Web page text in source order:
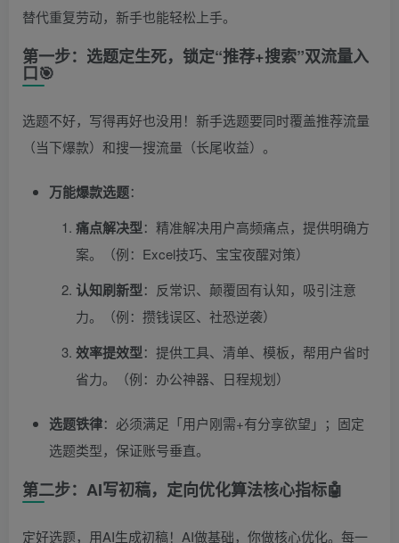
替代重复劳动，新手也能轻松上手。
第一步：选题定生死，锁定“推荐+搜索”双流量入
口🎯
选题不好，写得再好也没用！新手选题要同时覆盖推荐流量
（当下爆款）和搜一搜流量（长尾收益）。
万能爆款选题：
痛点解决型：精准解决用户高频痛点，提供明确方
案。（例：Excel技巧、宝宝夜醒对策）
认知刷新型：反常识、颠覆固有认知，吸引注意
力。（例：攒钱误区、社恐逆袭）
效率提效型：提供工具、清单、模板，帮用户省时
省力。（例：办公神器、日程规划）
选题铁律：必须满足「用户刚需+有分享欲望」；固定
选题类型，保证账号垂直。
第二步：AI写初稿，定向优化算法核心指标🤖
定好选题，用AI生成初稿！AI做基础，你做核心优化。每一